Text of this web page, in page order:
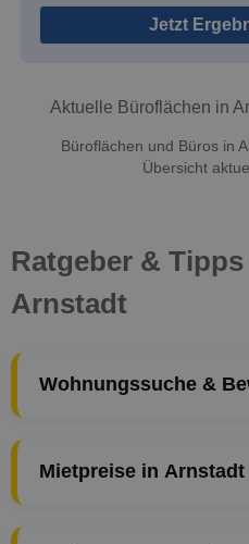
Jetzt
Aktuelle Büroflächen in
Büroflächen und Büros in
Übersicht
Ratgeber &
Arnstadt
Wohnungssuche &
Mietpreise in Arnstadt